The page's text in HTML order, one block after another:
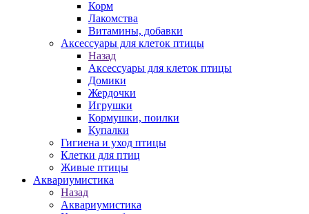
Корм
Лакомства
Витамины, добавки
Аксессуары для клеток птицы
Назад
Аксессуары для клеток птицы
Домики
Жердочки
Игрушки
Кормушки, поилки
Купалки
Гигиена и уход птицы
Клетки для птиц
Живые птицы
Аквариумистика
Назад
Аквариумистика